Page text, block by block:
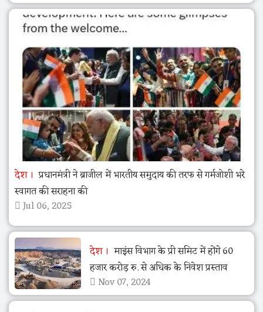
देश
प्रधानमंत्री ने ब्राजील में भारतीय समुदाय की तरफ से गर्मजोशी भरे
स्वागत की सराहना की
Jul 06, 2025
देश
माइंस विभाग के प्री समिट में होंगे 60
हजार करोड़ रु. से अधिक के निवेश प्रस्ताव
Nov 07, 2024